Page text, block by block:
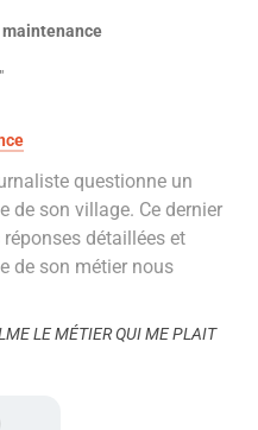
questionne un
de son village. Ce dernier
détaillées et
de son métier nous
LE MÉTIER QUI ME PLAIT